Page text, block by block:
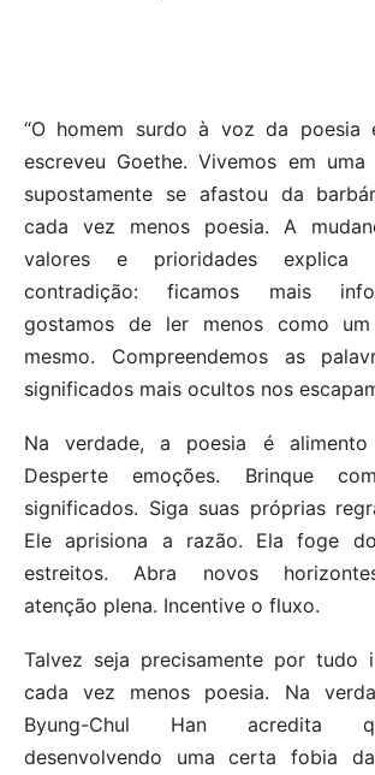
“O homem surdo à voz da poesia
escreveu Goethe. Vivemos em
supostamente se afastou da
cada vez menos poesia. A
valores e prioridades explica
contradição: ficamos mais
gostamos de ler menos como
mesmo. Compreendemos as
significados mais ocultos nos
Na verdade, a poesia é
Desperte emoções. Brinque
significados. Siga suas próprias
Ele aprisiona a razão. Ela foge
estreitos. Abra novos
atenção plena. Incentive o fluxo.
Talvez seja precisamente por tudo
cada vez menos poesia. Na
Byung-Chul Han acredita
desenvolvendo uma certa fobia